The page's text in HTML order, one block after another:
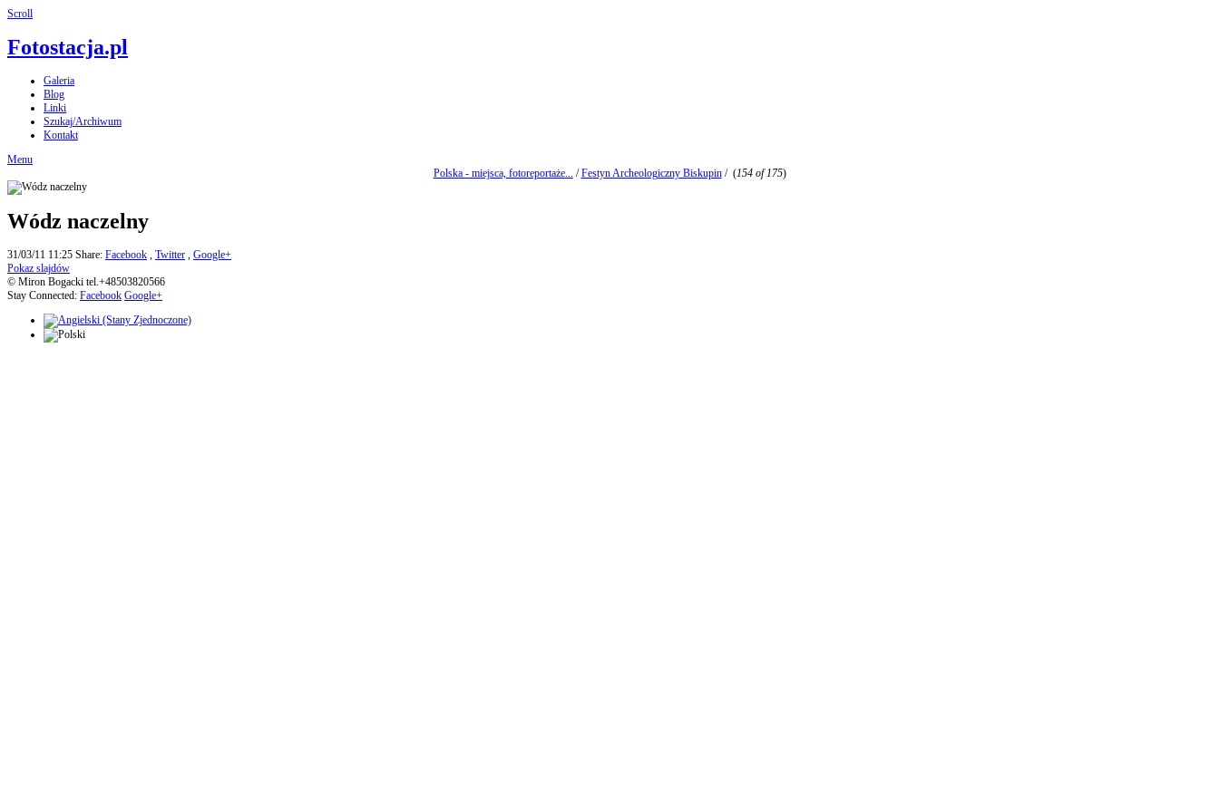
Scroll
Fotostacja.pl
Galeria
Blog
Linki
Szukaj/Archiwum
Kontakt
Menu
Polska - miejsca, fotoreportaże... /Festyn Archeologiczny Biskupin/ (154 of 175)
Wódz naczelny
31/03/11 11:25 Share: Facebook , Twitter , Google+
Pokaz slajdów
© Miron Bogacki tel.+48503820566
Stay Connected: Facebook Google+